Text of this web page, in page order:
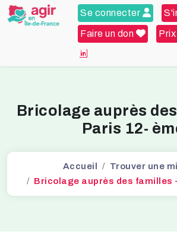
Se connecter
Faire un don
Bricolage auprès
Paris 12-
Accueil
Trouver une
Bricolage auprès des familles